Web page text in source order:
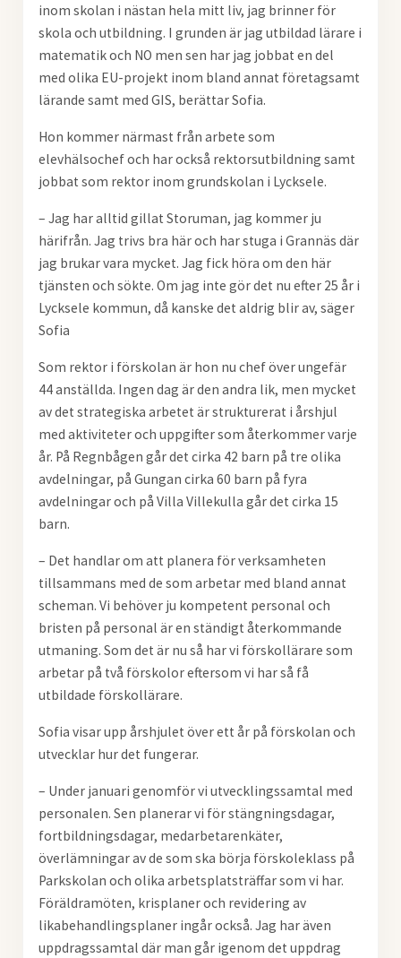
inom skolan i nästan hela mitt liv, jag brinner för
skola och utbildning. I grunden är jag utbildad lärare i
matematik och NO men sen har jag jobbat en del
med olika EU-projekt inom bland annat företagsamt
lärande samt med GIS, berättar Sofia.
Hon kommer närmast från arbete som
elevhälsochef och har också rektorsutbildning samt
jobbat som rektor inom grundskolan i Lycksele.
– Jag har alltid gillat Storuman, jag kommer ju
härifrån. Jag trivs bra här och har stuga i Grannäs där
jag brukar vara mycket. Jag fick höra om den här
tjänsten och sökte. Om jag inte gör det nu efter 25 år i
Lycksele kommun, då kanske det aldrig blir av, säger
Sofia
Som rektor i förskolan är hon nu chef över ungefär
44 anställda. Ingen dag är den andra lik, men mycket
av det strategiska arbetet är strukturerat i årshjul
med aktiviteter och uppgifter som återkommer varje
år. På Regnbågen går det cirka 42 barn på tre olika
avdelningar, på Gungan cirka 60 barn på fyra
avdelningar och på Villa Villekulla går det cirka 15
barn.
– Det handlar om att planera för verksamheten
tillsammans med de som arbetar med bland annat
scheman. Vi behöver ju kompetent personal och
bristen på personal är en ständigt återkommande
utmaning. Som det är nu så har vi förskollärare som
arbetar på två förskolor eftersom vi har så få
utbildade förskollärare.
Sofia visar upp årshjulet över ett år på förskolan och
utvecklar hur det fungerar.
– Under januari genomför vi utvecklingssamtal med
personalen. Sen planerar vi för stängningsdagar,
fortbildningsdagar, medarbetarenkäter,
överlämningar av de som ska börja förskoleklass på
Parkskolan och olika arbetsplatsträffar som vi har.
Föräldramöten, krisplaner och revidering av
likabehandlingsplaner ingår också. Jag har även
uppdragssamtal där man går igenom det uppdrag